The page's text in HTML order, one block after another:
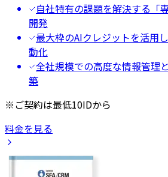
自社特有の課題を解決する「
開発
最大枠のAIクレジットを活用
動化
全社規模での高度な情報管理
築
※ご契約は最低10IDから
料金を見る